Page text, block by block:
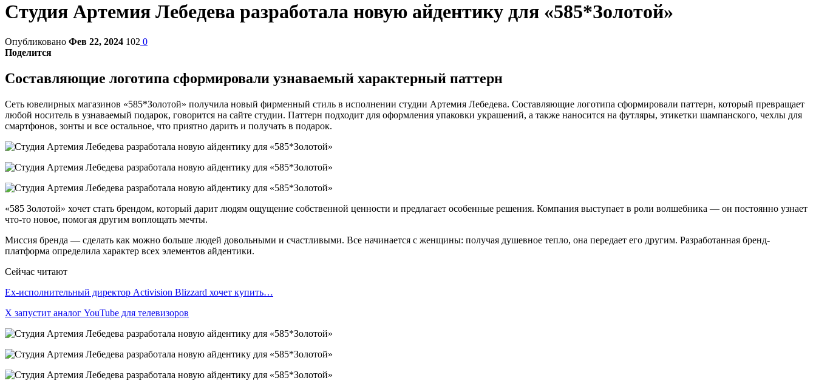
Студия Артемия Лебедева разработала новую айдентику для «585*Золотой»
Опубликовано Фев 22, 2024 102 0
Поделится
Составляющие логотипа сформировали узнаваемый характерный паттерн
Сеть ювелирных магазинов «585*Золотой» получила новый фирменный стиль в исполнении студии Артемия Лебедева. Составляющие логотипа сформировали паттерн, который превращает
любой носитель в узнаваемый подарок, говорится на сайте студии. Паттерн подходит для оформления упаковки украшений, а также наносится на футляры, этикетки шампанского, чехлы для
смартфонов, зонты и все остальное, что приятно дарить и получать в подарок.
«585 Золотой» хочет стать брендом, который дарит людям ощущение собственной ценности и предлагает особенные решения. Компания выступает в роли волшебника — он постоянно узнает
что-то новое, помогая другим воплощать мечты.
Миссия бренда — сделать как можно больше людей довольными и счастливыми. Все начинается с женщины: получая душевное тепло, она передает его другим. Разработанная бренд-
платформа определила характер всех элементов айдентики.
Сейчас читают
Ex-исполнительный директор Activision Blizzard хочет купить…
X запустит аналог YouTube для телевизоров